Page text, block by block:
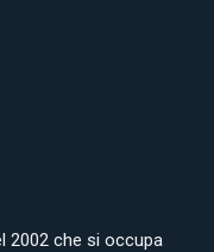
2002 che si occupa